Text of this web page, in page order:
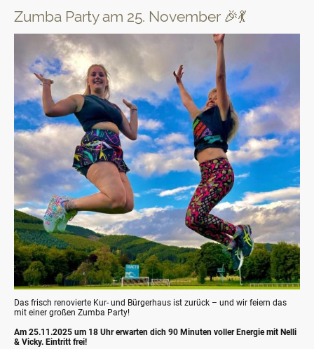
Zumba Party am 25. November 🎉💃
Das frisch renovierte Kur- und Bürgerhaus ist zurück – und wir feiern das
mit einer großen Zumba Party!
Am 25.11.2025 um 18 Uhr erwarten dich 90 Minuten voller Energie mit Nelli
& Vicky. Eintritt frei!